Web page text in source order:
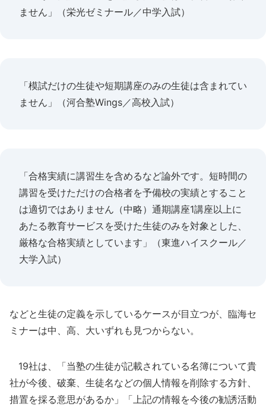
ません」（栄光ゼミナール／中学入試）
「模試だけの生徒や短期講座のみの生徒は含まれてい
ません」（河合塾Wings／高校入試）
「合格実績に講習生を含めるなど論外です。短時間の
講習を受けただけの合格者を予備校の実績とすること
は適切ではありません（中略）通期講座1講座以上に
あたる教育サービスを受けた生徒のみを対象とした、
厳格な合格実績としています」（東進ハイスクール／
大学入試）
などと生徒の定義を示しているケースが目立つが、臨海セ
ミナーは中、高、大いずれも見つからない。
19社は、「当塾の生徒が記載されている名簿について貴
社が今後、破棄、生徒名などの個人情報を削除する方針、
措置を採る意思があるか」「上記の情報を今後の勧誘活動